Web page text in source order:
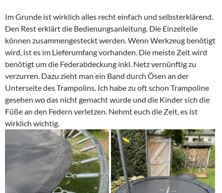
Im Grunde ist wirklich alles recht einfach und selbsterklärend.
Den Rest erklärt die Bedienungsanleitung. Die Einzelteile
können zusammengesteckt werden. Wenn Werkzeug benötigt
wird, ist es im Lieferumfang vorhanden. Die meiste Zeit wird
benötigt um die Federabdeckung inkl. Netz vernünftig zu
verzurren. Dazu zieht man ein Band durch Ösen an der
Unterseite des Trampolins. Ich habe zu oft schon Trampoline
gesehen wo das nicht gemacht wurde und die Kinder sich die
Füße an den Federn verletzen. Nehmt euch die Zeit, es ist
wirklich wichtig.